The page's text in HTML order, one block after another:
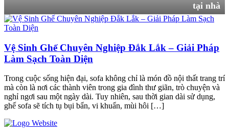
tại nhà
Vệ Sinh Ghế Chuyên Nghiệp Đắk Lắk – Giải Pháp
Làm Sạch Toàn Diện
Trong cuộc sống hiện đại, sofa không chỉ là món đồ nội thất trang trí
mà còn là nơi các thành viên trong gia đình thư giãn, trò chuyện và
nghỉ ngơi sau một ngày dài. Tuy nhiên, sau thời gian dài sử dụng,
ghế sofa sẽ tích tụ bụi bẩn, vi khuẩn, mùi hôi […]